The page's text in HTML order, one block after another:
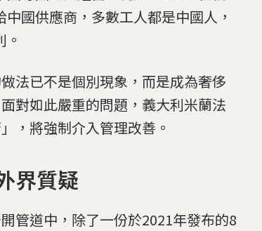
中國供應商，多數工人都是中國人，
法已不是個別現象，而是成為奢侈
對如此嚴重的問題，義大利米蘭法
，將強制介入管理改善。
界質疑
管道中，除了一份於2021年發布的8